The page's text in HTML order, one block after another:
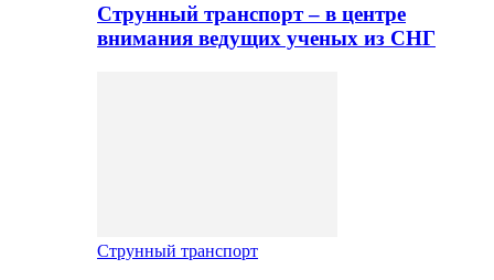
Струнный транспорт – в центре
внимания ведущих ученых из СНГ
Струнный транспорт